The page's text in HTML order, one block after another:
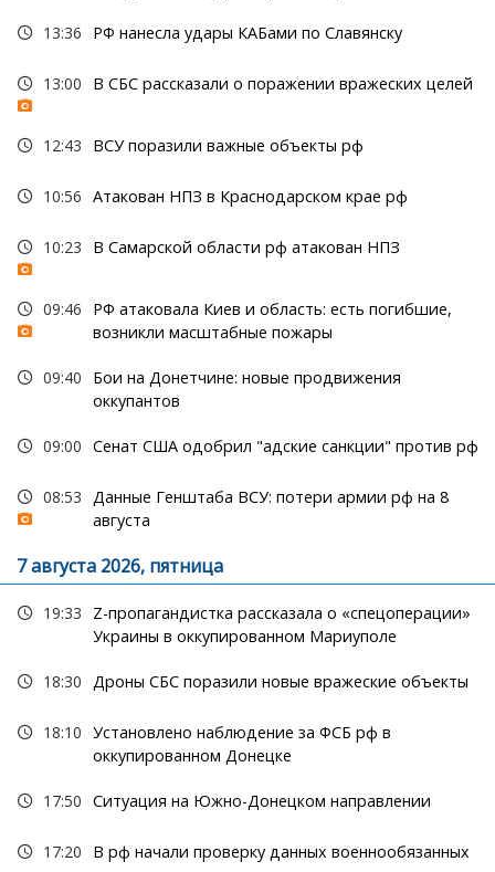
13:36 РФ нанесла удары КАБами по Славянску
13:00 В СБС рассказали о поражении вражеских целей
12:43 ВСУ поразили важные объекты рф
10:56 Атакован НПЗ в Краснодарском крае рф
10:23 В Самарской области рф атакован НПЗ
09:46
РФ атаковала Киев и область: есть погибшие,
возникли масштабные пожары
09:40
Бои на Донетчине: новые продвижения
оккупантов
09:00 Сенат США одобрил "адские санкции" против рф
08:53 Данные Генштаба ВСУ: потери армии рф на 8
августа
7 августа 2026, пятница
19:33
Z-пропагандистка рассказала о «спецоперации»
Украины в оккупированном Мариуполе
18:30 Дроны СБС поразили новые вражеские объекты
18:10 Установлено наблюдение за ФСБ рф в
оккупированном Донецке
17:50 Ситуация на Южно-Донецком направлении
17:20 В рф начали проверку данных военнообязанных